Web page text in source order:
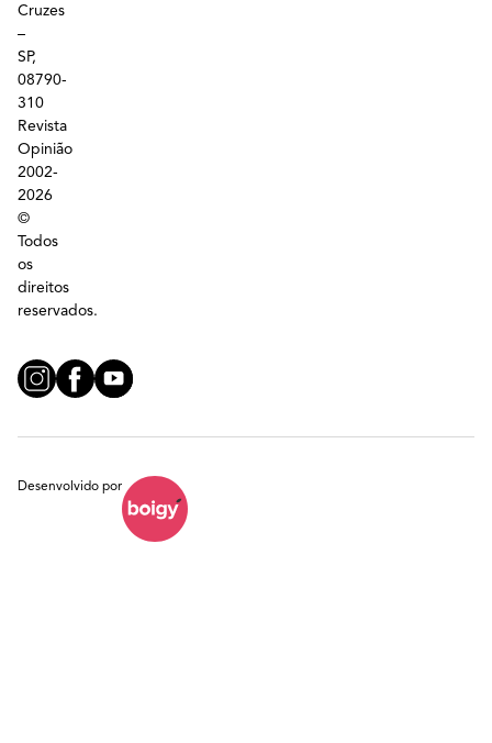
Cruzes
–
SP,
08790-
310
Revista
Opinião
2002-
2026
©
Todos
os
direitos
reservados.
Desenvolvido por